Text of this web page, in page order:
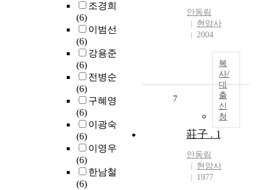
조경희
(6)
이범선
(6)
강용준
(6)
전병순
(6)
구혜영
(6)
이광숙
(6)
이영우
(6)
한남철
(6)
안동림
현암사
2004
복
사/
대
출
신
청
7
莊子 . 1
안동림
현암사
1977